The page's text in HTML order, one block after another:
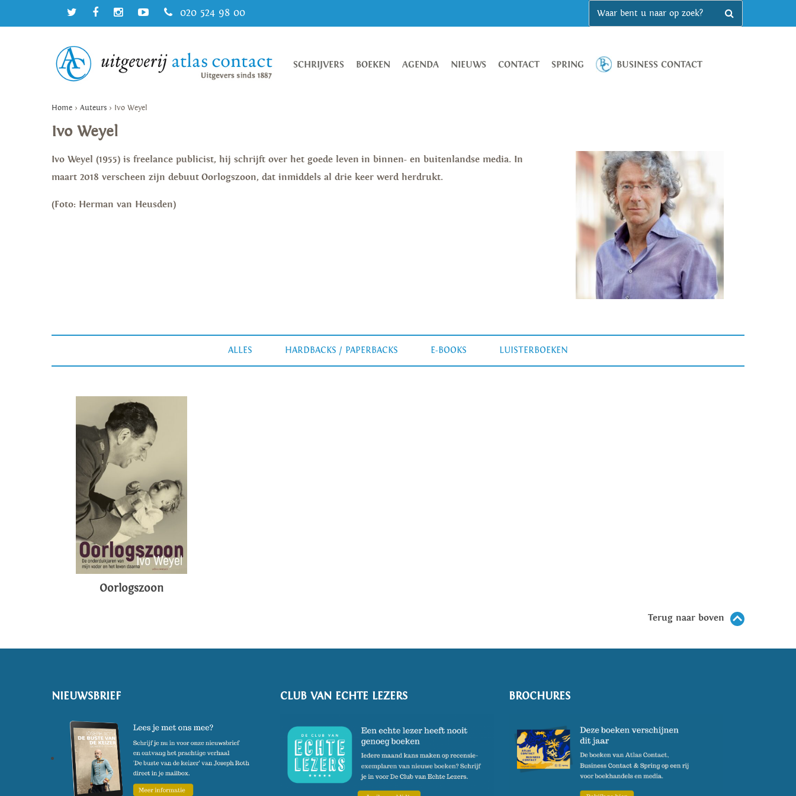
020 524 98 00
SCHRIJVERS BOEKEN AGENDA NIEUWS CONTACT SPRING BUSINESS CONTACT
Home > Auteurs > Ivo Weyel
Ivo Weyel
Ivo Weyel (1955) is freelance publicist, hij schrijft over het goede leven in binnen- en buitenlandse media. In
maart 2018 verscheen zijn debuut Oorlogszoon, dat inmiddels al drie keer werd herdrukt.
(Foto: Herman van Heusden)
ALLES HARDBACKS / PAPERBACKS E-BOOKS LUISTERBOEKEN
Oorlogszoon
Terug naar boven
NIEUWSBRIEF CLUB VAN ECHTE LEZERS BROCHURES